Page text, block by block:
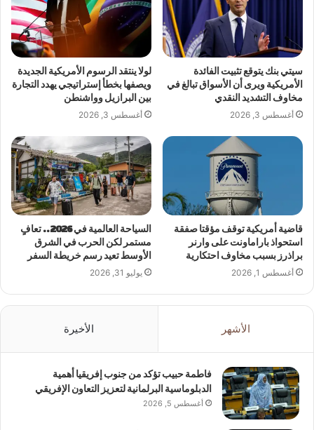
سيتي بنك يتوقع تثبيت الفائدة
الأمريكية ويرى أن الأسواق تبالغ في
مخاوف التشديد النقدي
أغسطس 3, 2026
لولا ينتقد الرسوم الأمريكية الجديدة
ويصفها بخطأ إستراتيجي يهدد التجارة
بين البرازيل وواشنطن
أغسطس 3, 2026
قاضية أمريكية توقف مؤقتا صفقة
استحواذ باراماونت على وارنر
براذرز بسبب مخاوف احتكارية
أغسطس 1, 2026
السياحة العالمية في 2026.. تعافٍ
مستمر لكن الحرب في الشرق
الأوسط تعيد رسم خريطة السفر
يوليو 31, 2026
الأشهر الأخيرة
فاطمة حبيب تؤكد من جنوب إفريقيا أهمية
الدبلوماسية البرلمانية لتعزيز التعاون الإفريقي
أغسطس 5, 2026